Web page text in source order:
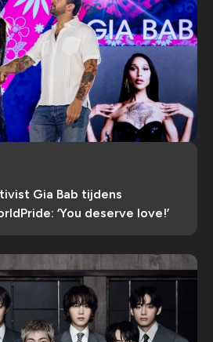
Gia Bab tijdens
‘You deserve love!’